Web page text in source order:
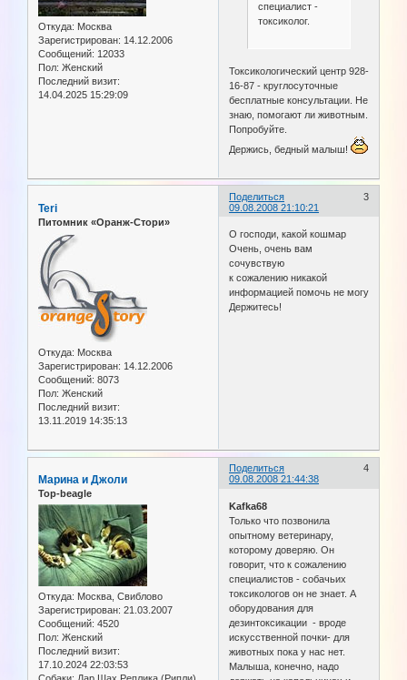
Откуда: Москва
Зарегистрирован: 14.12.2006
Сообщений: 12033
Пол: Женский
Последний визит:
14.04.2025 15:29:09
специалист -
токсиколог.
Токсикологический центр 928-
16-87 - круглосуточные
бесплатные консультации. Не
знаю, помогают ли животным.
Попробуйте.
Держись, бедный малыш!
Поделиться
3
09.08.2008 21:10:21
Teri
Питомник «Оранж-Стори»
Откуда: Москва
Зарегистрирован: 14.12.2006
Сообщений: 8073
Пол: Женский
Последний визит:
13.11.2019 14:35:13
О господи, какой кошмар
Очень, очень вам
сочувствую
к сожалению никакой
информацией помочь не могу
Держитесь!
Поделиться
4
09.08.2008 21:44:38
Марина и Джоли
Top-beagle
Откуда: Москва, Свиблово
Зарегистрирован: 21.03.2007
Сообщений: 4520
Пол: Женский
Последний визит:
17.10.2024 22:03:53
Kafka68
Только что позвонила
опытному ветеринару,
которому доверяю. Он
говорит, что к сожалению
специалистов - собачьих
токсикологов он не знает. А
оборудования для
дезинтоксикации - вроде
искусственной почки- для
животных пока у нас нет.
Малыша, конечно, надо